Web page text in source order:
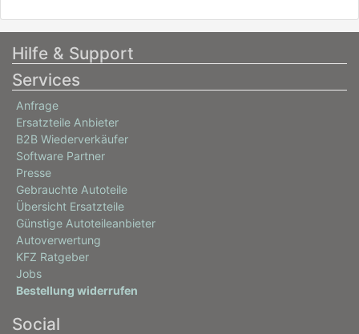
Hilfe & Support
Services
Anfrage
Ersatzteile Anbieter
B2B Wiederverkäufer
Software Partner
Presse
Gebrauchte Autoteile
Übersicht Ersatzteile
Günstige Autoteileanbieter
Autoverwertung
KFZ Ratgeber
Jobs
Bestellung widerrufen
Social